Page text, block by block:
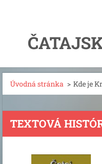
Úvodná stránka > Kde je
TEXTOVÁ